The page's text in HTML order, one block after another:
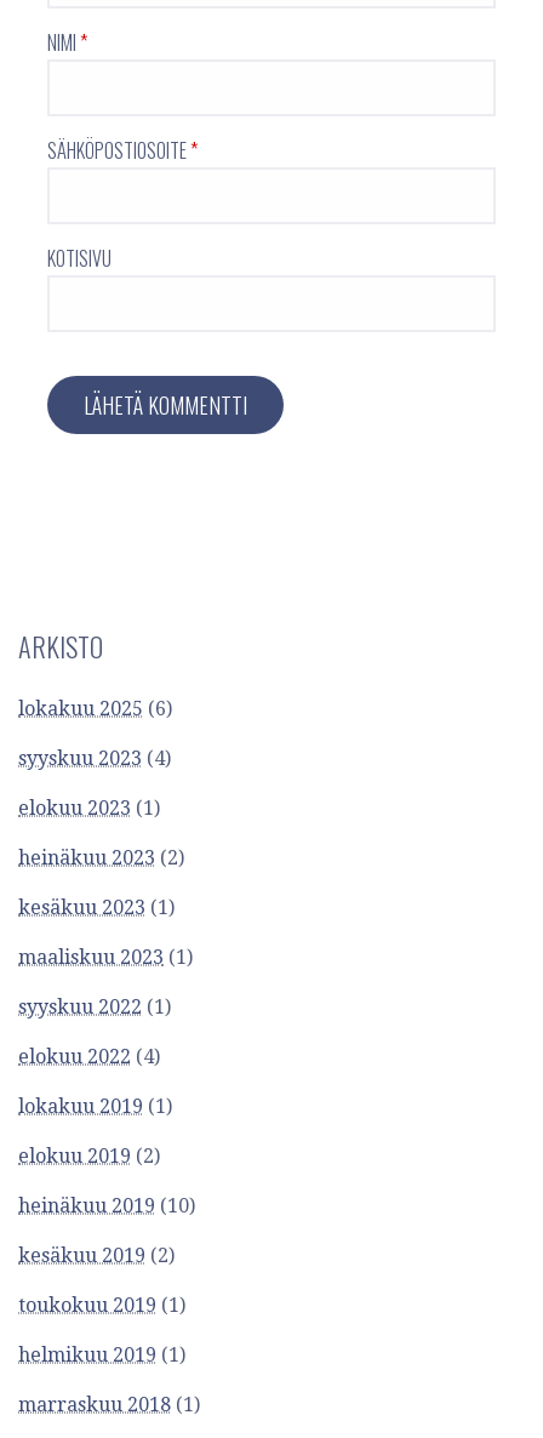
NIMI*
SÄHKÖPOSTIOSOITE*
KOTISIVU
ARKISTO
lokakuu 2025 (6)
syyskuu 2023 (4)
elokuu 2023 (1)
heinäkuu 2023 (2)
kesäkuu 2023 (1)
maaliskuu 2023 (1)
syyskuu 2022 (1)
elokuu 2022 (4)
lokakuu 2019 (1)
elokuu 2019 (2)
heinäkuu 2019 (10)
kesäkuu 2019 (2)
toukokuu 2019 (1)
helmikuu 2019 (1)
marraskuu 2018 (1)